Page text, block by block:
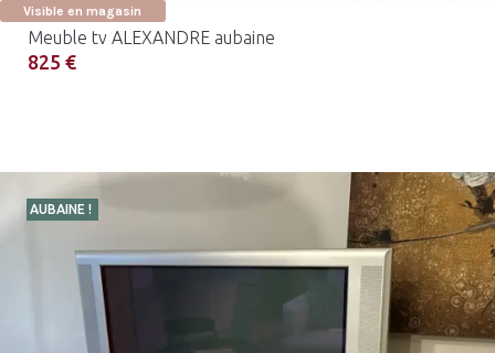
Visible en magasin
Meuble tv ALEXANDRE aubaine
825 €
AUBAINE !